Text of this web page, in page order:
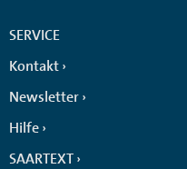
SERVICE
Kontakt
Newsletter
Hilfe
SAARTEXT